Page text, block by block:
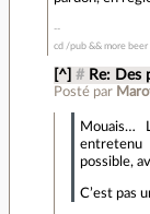
cd /pub && more beer
[^] # Re: Des
Posté par
Mouais…
possible,
C’est pas